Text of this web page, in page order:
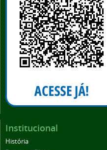
Institucional
História